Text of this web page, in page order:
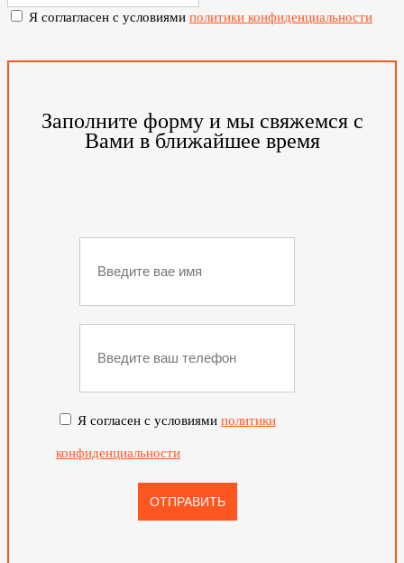
Я соглагласен с условиями политики конфиденциальности
Заполните форму и мы свяжемся с
Вами в ближайшее время
Я согласен с условиями политики
конфиденциальности
ОТПРАВИТЬ